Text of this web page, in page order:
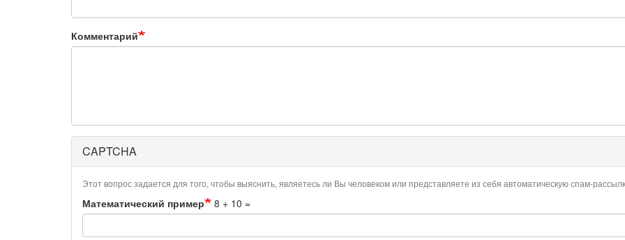
Комментарий
CAPTCHA
Этот вопрос задается для того, чтобы выяснить, являетесь ли Вы человеком или представляете из себя автоматическую спам-
Математический пример 8 + 10 =